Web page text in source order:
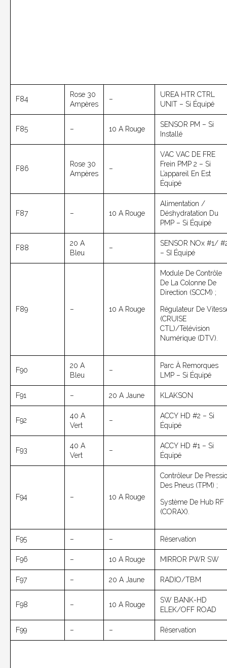
F84
Rose 30
Ampères
–
UREA HTR CTRL
UNIT – Si Équipé
F85 – 10 A Rouge
SENSOR PM – Si
Installé
F86
Rose 30
Ampères
–
VAC VAC DE FRE
Frein PMP 2 – Si
L’appareil En Est
Équipé
F87 – 10 A Rouge
Alimentation /
Déshydratation Du
PMP – Si Équipé
F88
20 A
Bleu
–
SENSOR NOx #1/
– SI Équipé
F89 – 10 A Rouge
Module De Contrôle
De La Colonne De
Direction (SCCM) ;
Régulateur De
(CRUISE
CTL)/Télévision
Numérique (DTV).
F90
20 A
Bleu
–
Parc À Remorques
LMP – Si Équipé
F91 – 20 A Jaune KLAKSON
F92
40 A
Vert
–
ACCY HD #2 – Si
Équipé
F93
40 A
Vert
–
ACCY HD #1 – Si
Équipé
F94 – 10 A Rouge
Contrôleur De
Des Pneus (TPM) ;
Système De Hub RF
(CORAX).
F95 – – Réservation
F96 – 10 A Rouge MIRROR PWR SW
F97 – 20 A Jaune RADIO/TBM
F98 – 10 A Rouge
SW BANK-HD
ELEK/OFF ROAD
F99 – – Réservation